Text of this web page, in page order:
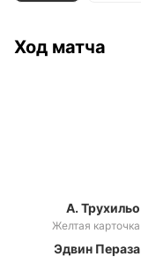
Ход матча
А. Трухильо
Желтая карточка
Эдвин Пераза